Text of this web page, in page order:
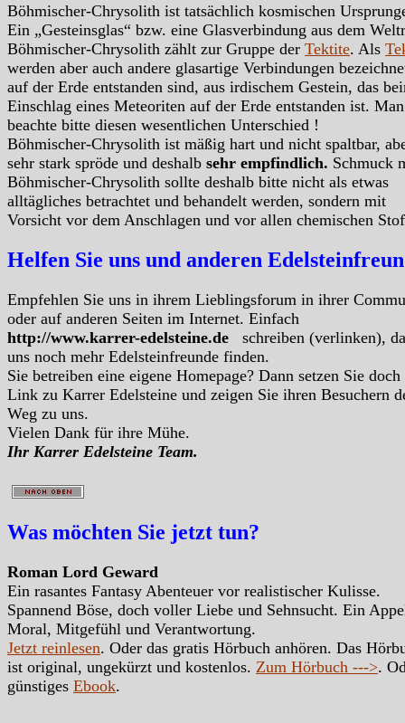
Böhmischer-Chrysolith ist tatsächlich kosmischen
Ein „Gesteinsglas“ bzw. eine Glasverbindung aus dem
Böhmischer-Chrysolith zählt zur Gruppe der Tektite. Als
werden aber auch andere glasartige Verbindungen
auf der Erde entstanden sind, aus irdischem Gestein, das
Einschlag eines Meteoriten auf der Erde entstanden ist. Man
beachte bitte diesen wesentlichen Unterschied !
Böhmischer-Chrysolith ist mäßig hart und nicht spaltbar,
sehr stark spröde und deshalb sehr empfindlich. Schmuck
Böhmischer-Chrysolith sollte deshalb bitte nicht als etwas
alltägliches betrachtet und behandelt werden, sondern mit
Vorsicht vor dem Anschlagen und vor allen chemischen
Helfen Sie uns und anderen
Empfehlen Sie uns in ihrem Lieblingsforum in ihrer
oder auf anderen Seiten im Internet. Einfach
http://www.karrer-edelsteine.de
schreiben (verlinken),
uns noch mehr Edelsteinfreunde finden.
Sie betreiben eine eigene Homepage? Dann setzen Sie doch
Link zu Karrer Edelsteine und zeigen Sie ihren Besuchern
Weg zu uns.
Vielen Dank für ihre Mühe.
Ihr Karrer Edelsteine Team.
Was möchten Sie jetzt tun?
Roman Lord Geward
Ein rasantes Fantasy Abenteuer vor realistischer Kulisse.
Spannend Böse, doch voller Liebe und Sehnsucht. Ein
Moral, Mitgefühl und Verantwortung.
Jetzt reinlesen. Oder das gratis Hörbuch anhören. Das
ist original, ungekürzt und kostenlos. Zum Hörbuch --->.
günstiges Ebook.